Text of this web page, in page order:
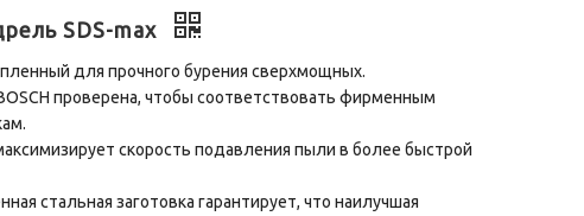
SDS-max
для прочного бурения сверхмощных.
проверена, чтобы соответствовать фирменным
скорость подавления пыли в более быстрой
стальная заготовка гарантирует, что наилучшая